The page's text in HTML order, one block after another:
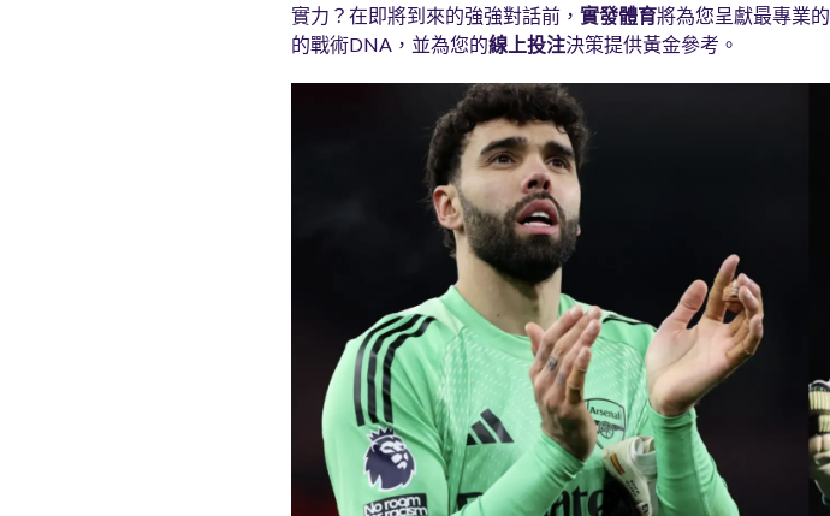
實力？在即將到來的強強對話前， 實發體育將為您呈獻最專業的
的戰術DNA，並為您的線上投注決策提供黃金參考。